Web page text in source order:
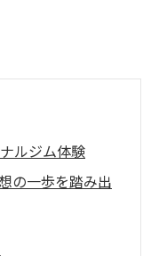
ルジム体験
の一歩を踏み出
の流れとポイン